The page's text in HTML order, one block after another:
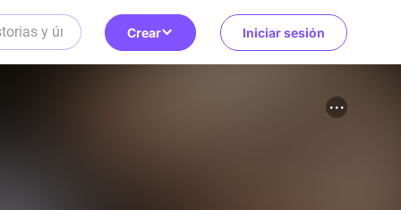
Crear Iniciar sesión